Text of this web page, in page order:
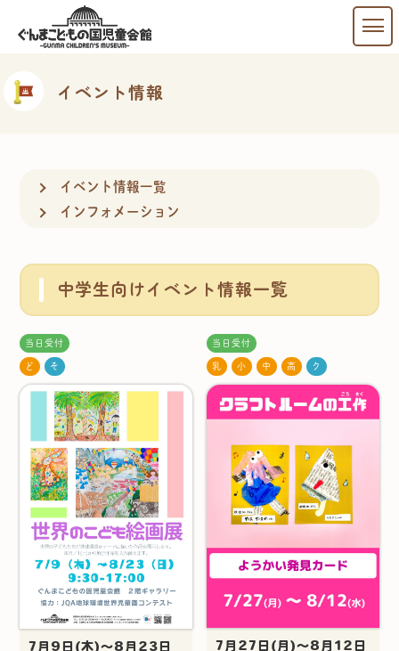
イベント情報
イベント情報一覧
インフォメーション
中学生向けイベント情報一覧
当日受付
ど そ
7月9日(木)～8月23日
当日受付
乳 小 中 高 ク
7月27日(月)～8月12日